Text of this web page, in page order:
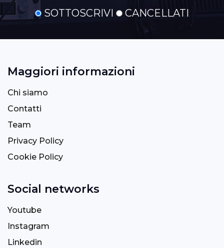
SOTTOSCRIVI CANCELLATI
Maggiori informazioni
Chi siamo
Contatti
Team
Privacy Policy
Cookie Policy
Social networks
Youtube
Instagram
Linkedin